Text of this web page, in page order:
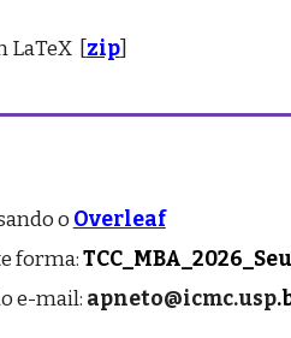
[ zip]
o Overleaf
forma:TCC_MBA_2026
e-mail: apneto@icmc.usp